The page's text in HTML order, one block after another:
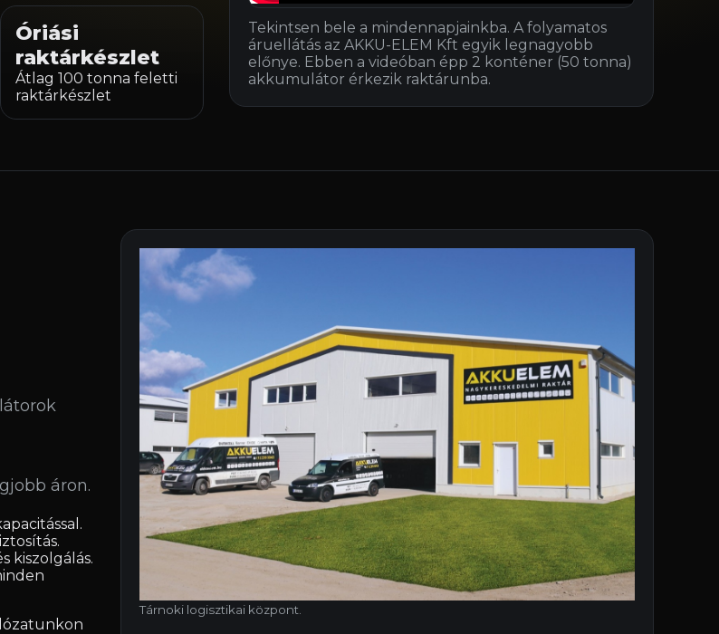
Óriási
raktárkészlet
Átlag 100 tonna feletti
raktárkészlet
Tekintsen bele a mindennapjainkba. A folyamatos
áruellátás az AKKU-ELEM Kft egyik legnagyobb
előnye. Ebben a videóban épp 2 konténer (50 tonna)
akkumulátor érkezik raktárunba.
áron.
kiszolgálás.
Tárnoki logisztikai központ.